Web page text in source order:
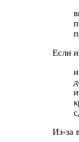
Если
Из-за